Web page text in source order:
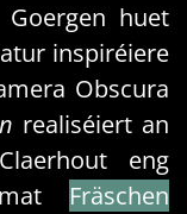
huet
inspiréiere
Obscura
realiséiert an
eng
Fräschen